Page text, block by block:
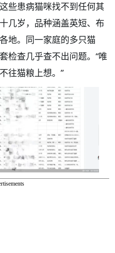
些患病猫咪找不到任何其
几岁，品种涵盖英短、布
地。同一家庭的多只猫
检查几乎查不出问题。“唯
往猫粮上想。”